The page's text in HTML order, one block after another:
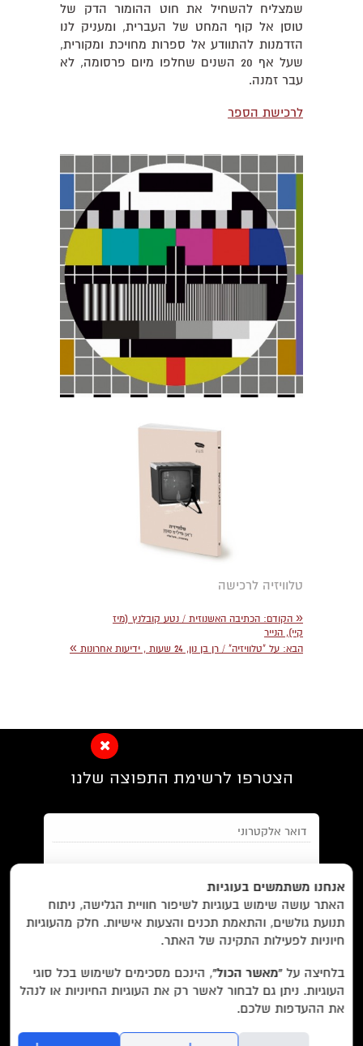
שמצליח להשחיל את חוט ההומור הדק של
טוסן אל קוף המחט של העברית, ומעניק לנו
הזדמנות להתוודע אל ספרות מחויכת ומקורית,
שעל אף 20 השנים שחלפו מיום פרסומה, לא
עבר זמנה.
לרכישת הספר
טלוויזיה לרכישה
« הקודם: הכתיבה האשנוזית / נטע קובלנץ (מיז
קיי), הנייר
הבא: על "טלוויזיה" / רן בן נון, 24 שעות , ידיעות אחרונות »
הצטרפו לרשימת התפוצה שלנו
מאשר/ת אתתנאי השימוש והצטרפות למאגר הלקוחות וקבלת
הודעות מאתר זה בלבד (לא ספאם)
בשליחת הטופס אתם מאשרים אתמדיניות הפרטיותשל האתר.
EN/
Foreign Rights /
מבצעים /
ביקורות/ על לוקוס/ הסדרות/
הסופרים/
צרו קשר/
עוד באתר:
לוקוס הוצאה לאור Locus Publishing House
אנחנו משתמשים בעוגיות
האתר עושה שימוש בעוגיות לשיפור חוויית הגלישה, ניתוח
תנועת גולשים, והתאמת תכנים והצעות אישיות. חלק מהעוגיות
חיוניות לפעילות התקינה של האתר.
בלחיצה על“מאשר הכול”, הינכם מסכימים לשימוש בכל סוגי
העוגיות. ניתן גם לבחור לאשר רק את העוגיות החיוניות או לנהל
את ההעדפות שלכם.